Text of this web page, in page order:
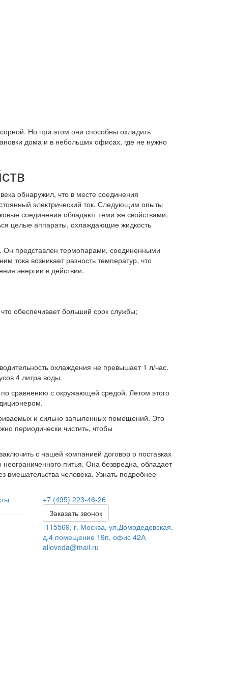
Но при этом они способны охладить
дома и в небольших офисах, где не нужно
обнаружил, что в месте соединения
электрический ток. Следующим опыты
соединения обладают теми же свойствами,
целые аппараты, охлаждающие жидкость
Он представлен термопарами, соединенными
возникает разность температур, что
энергии в действии.
обеспечивает больший срок службы;
охлаждения не превышает 1 л/час.
4 литра воды.
сравнению с окружающей средой. Летом этого
и сильно запыленных помещений. Это
периодически чистить, чтобы
с нашей компанией договор о поставках
питья. Она безвредна, обладает
человека. Узнать подробнее
+7 (495) 223-46-26
Заказать звонок
115569, г. Москва, ул.Домодедовская.
д.4 помещение 19п, офис 42А
allovoda@mail.ru